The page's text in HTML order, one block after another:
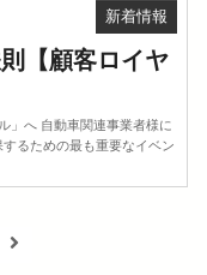
新着情報
【顧客ロイヤ
」へ 自動車関連事業者様に
るための最も重要なイベン